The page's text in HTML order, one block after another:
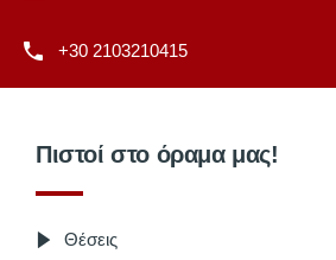
+30 2103210415
Πιστοί στο όραμα μας!
Θέσεις